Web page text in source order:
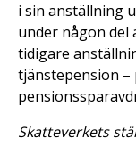
i sin anställning
under någon del
tidigare
tjänstepension
Skatteverkets